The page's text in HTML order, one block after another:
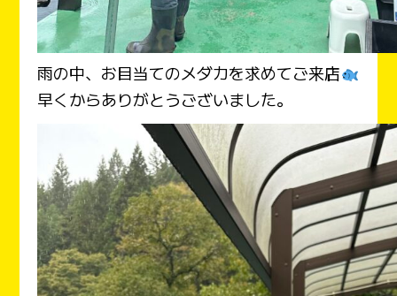
雨の中、お目当てのメダカを求めてご来店
早くからありがとうございました。